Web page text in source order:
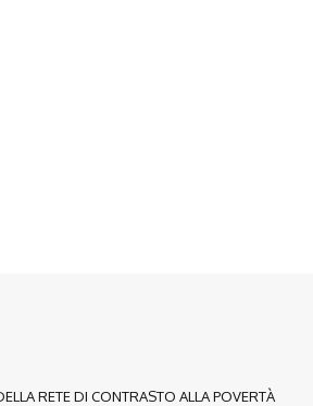
RETE DI CONTRASTO ALLA POVERTÀ